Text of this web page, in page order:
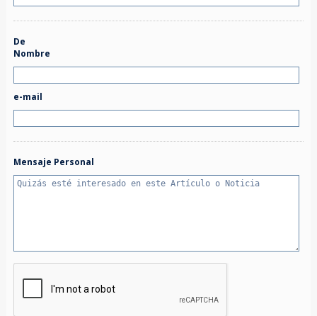
De
Nombre
e-mail
Mensaje Personal